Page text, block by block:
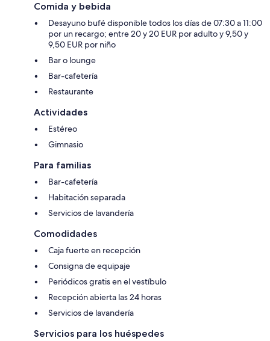
Comida y bebida
Desayuno bufé disponible todos los días de 07:30 a 11:00
por un recargo; entre 20 y 20 EUR por adulto y 9,50 y
9,50 EUR por niño
Bar o lounge
Bar-cafetería
Restaurante
Actividades
Estéreo
Gimnasio
Para familias
Bar-cafetería
Habitación separada
Servicios de lavandería
Comodidades
Caja fuerte en recepción
Consigna de equipaje
Periódicos gratis en el vestíbulo
Recepción abierta las 24 horas
Servicios de lavandería
Servicios para los huéspedes